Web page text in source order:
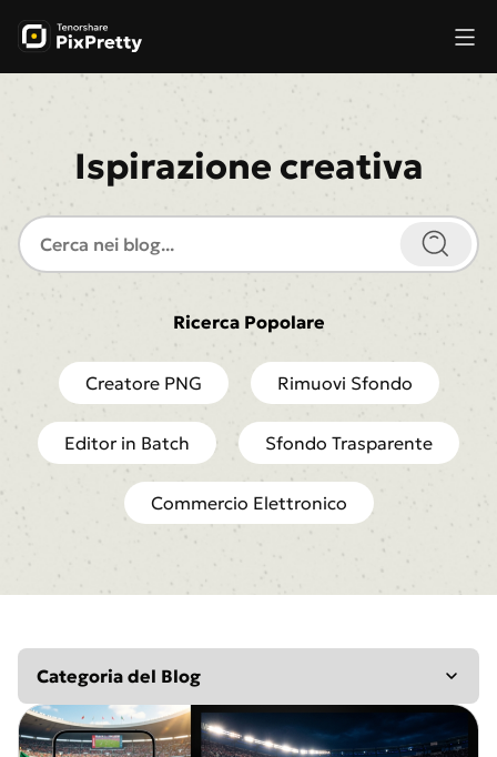
Ispirazione creativa
Ricerca Popolare
Creatore PNG Rimuovi Sfondo
Editor in Batch Sfondo Trasparente
Commercio Elettronico
Categoria del Blog
Generatore AI
Social Media
Potenziante AI
Approfondimenti AI
Recensioni
Ispirazione
Ritocco
Modifica
Marketing
Design